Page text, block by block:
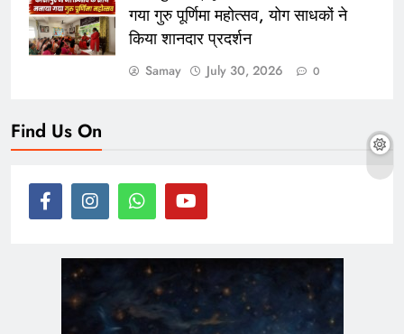
गया गुरु पूर्णिमा महोत्सव, योग साधकों ने
किया शानदार प्रदर्शन
Samay July 30, 2026 0
Find Us On